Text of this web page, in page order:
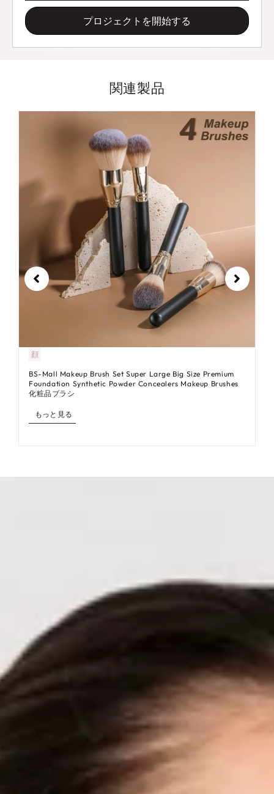
プロジェクトを開始する
関連製品
顔
BS-Mall Makeup Brush Set Super Large Big Size Premium
Foundation Synthetic Powder Concealers Makeup Brushes
化粧品ブラシ
もっと見る